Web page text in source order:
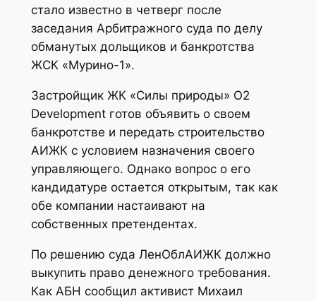
стало известно в четверг после
заседания Арбитражного суда по делу
обманутых дольщиков и банкротства
ЖСК «Мурино-1».
Застройщик ЖК «Силы природы» О2
Development готов объявить о своем
банкротстве и передать строительство
АИЖК с условием назначения своего
управляющего. Однако вопрос о его
кандидатуре остается открытым, так как
обе компании настаивают на
собственных претендентах.
По решению суда ЛенОблАИЖК должно
выкупить право денежного требования.
Как АБН сообщил активист Михаил